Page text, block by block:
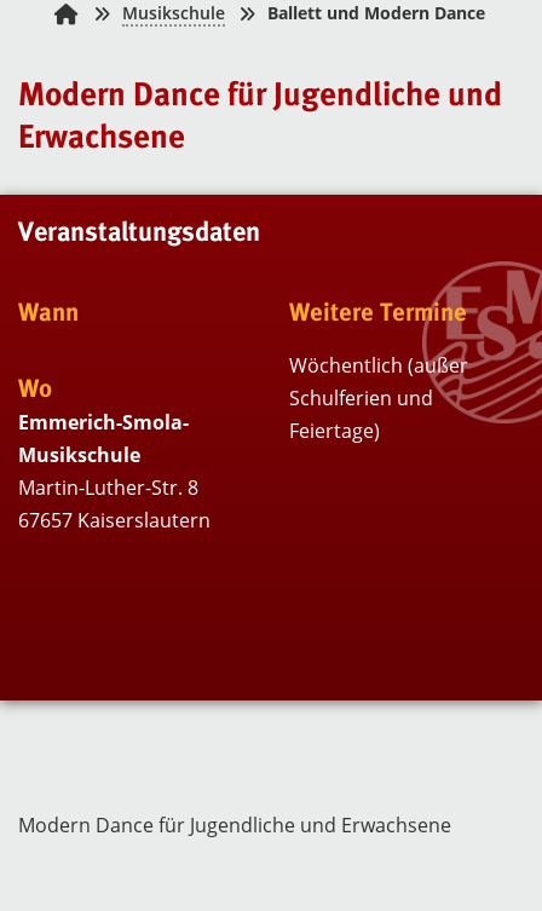
Musikschule Ballett und Modern Dance
Modern Dance für Jugendliche und
Erwachsene
Veranstaltungsdaten
Wann
Wo
Emmerich-Smola-
Musikschule
Martin-Luther-Str. 8
67657 Kaiserslautern
Weitere Termine
Wöchentlich (außer
Schulferien und
Feiertage)
Modern Dance für Jugendliche und Erwachsene